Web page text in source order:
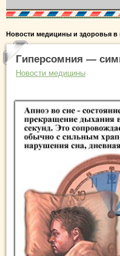
Новости медицины и здоровья в
Гиперсомния —
Новости медицины